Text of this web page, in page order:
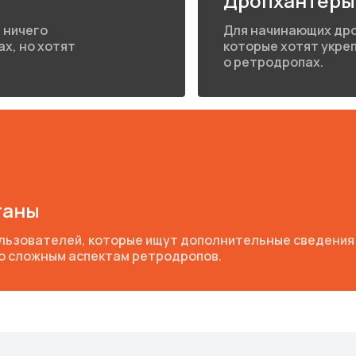
но хотят
Для начинающих
которые хотят
о ретродропах.
которые ищут дополнительные сведения
сложным аспектам ретродропов.